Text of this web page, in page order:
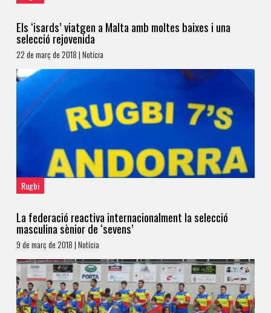
Els ‘isards’ viatgen a Malta amb moltes baixes i una
selecció rejovenida
22 de març de 2018 | Notícia
Rugbi
La federació reactiva internacionalment la selecció
masculina sènior de ‘sevens’
9 de març de 2018 | Notícia